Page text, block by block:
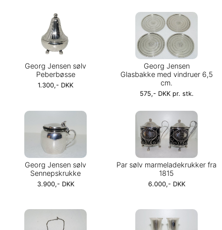
Georg Jensen sølv
Peberbøsse
1.300,- DKK
Georg Jensen
Glasbakke med vindruer 6,5
cm.
575,- DKK pr. stk.
Georg Jensen sølv
Sennepskrukke
3.900,- DKK
Par sølv marmeladekrukker fra
1815
6.000,- DKK